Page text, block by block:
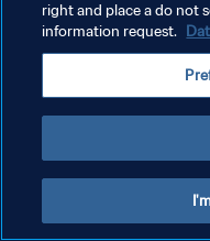
NUTZUNGSBEDINGUNGEN
COOKIE-EINSTELLUNGEN
right and place a do not
information request.